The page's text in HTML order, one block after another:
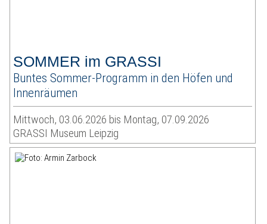
SOMMER im GRASSI
Buntes Sommer-Programm in den Höfen und
Innenräumen
Mittwoch, 03.06.2026 bis Montag, 07.09.2026
GRASSI Museum Leipzig